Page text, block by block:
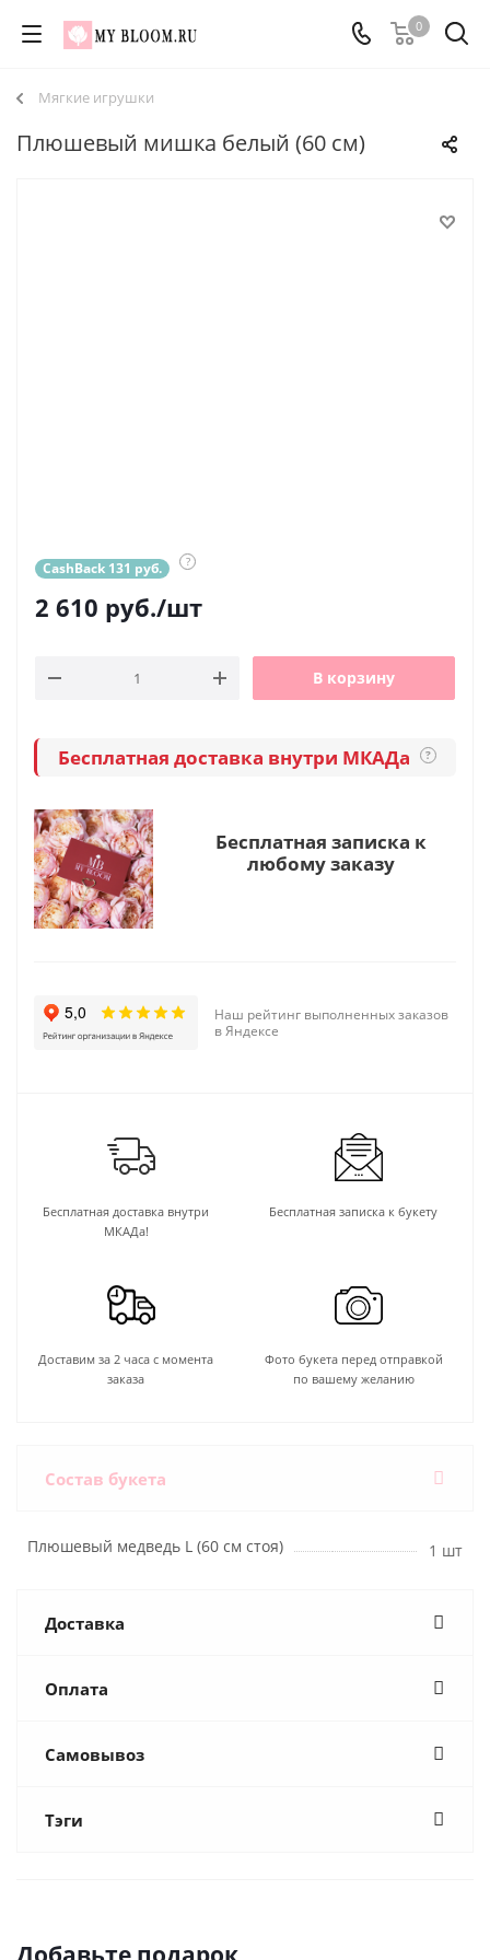
0
Мягкие игрушки
Плюшевый мишка белый (60 см)
CashBack 131 руб. ?
2 610 руб./шт
В корзину
Бесплатная доставка внутри МКАДа ?
Бесплатная записка к
любому заказу
Наш рейтинг выполненных заказов
в Яндексе
Бесплатная доставка внутри
МКАДа!
Бесплатная записка к букету
Доставим за 2 часа с момента
заказа
Фото букета перед отправкой
по вашему желанию
Состав букета
Плюшевый медведь L (60 см стоя) 1 шт
Доставка
Оплата
Самовывоз
Тэги